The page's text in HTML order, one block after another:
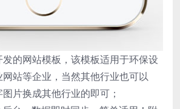
的网站模板，该模板适用于环保设
站等企业，当然其他行业也可以
片换成其他行业的即可；